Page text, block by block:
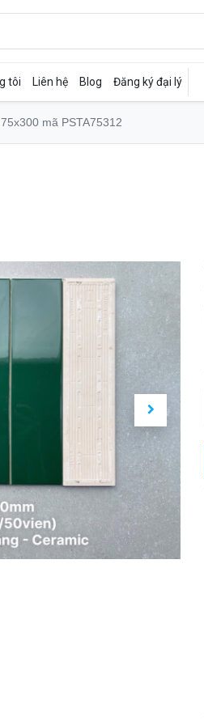
tôi Liên hệ Blog Đăng ký đại lý
Gạch thẻ xanh đậm bóng phẳng 75x300 mã PSTA75312